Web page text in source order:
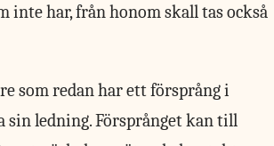
inte har, från honom skall tas också
som redan har ett försprång i
ledning. Försprånget kan till